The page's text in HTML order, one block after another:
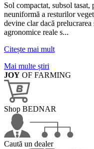
Sol compactat, subsol
neuniformă a resturilor
devine clar dacă
agronomice reale s...
Citește mai mult
Mai multe știri
JOY OF FARMING
Shop BEDNAR
Caută un dealer